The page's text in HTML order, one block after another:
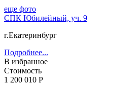
еще фото
СПК Юбилейный, уч. 9
г.Екатеринбург
Подробнее...
В избранное
Стоимость
1 200 010 Р